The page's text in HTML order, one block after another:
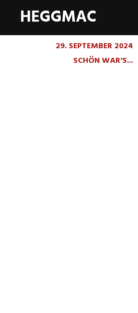
HEGGMAC
29. SEPTEMBER 2024
SCHÖN WAR'S...